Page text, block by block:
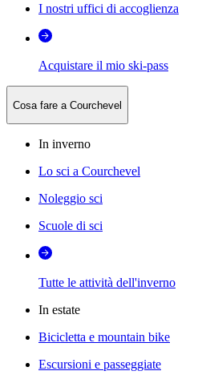
I nostri uffici di accoglienza
Acquistare il mio ski-pass
Cosa fare a Courchevel
In inverno
Lo sci a Courchevel
Noleggio sci
Scuole di sci
Tutte le attività dell'inverno
In estate
Bicicletta e mountain bike
Escursioni e passeggiate